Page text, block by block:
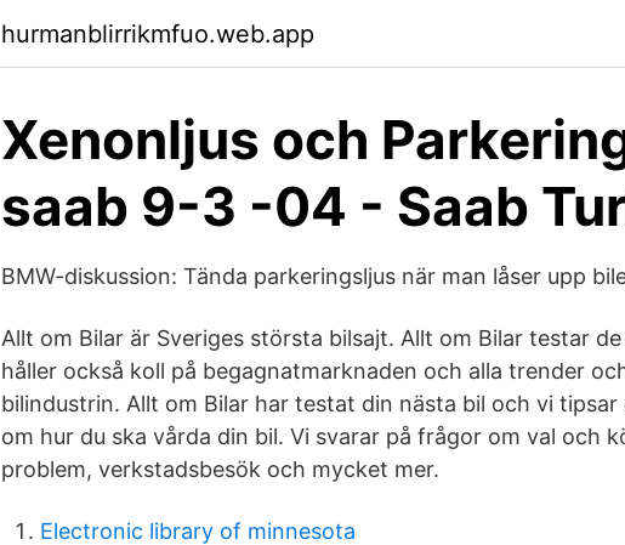
hurmanblirrikmfuo.web.app
Xenonljus och
saab 9-3 -04 - Saab
BMW-diskussion: Tända parkeringsljus när man låser upp
Allt om Bilar är Sveriges största bilsajt. Allt om Bilar testar
håller också koll på begagnatmarknaden och alla trender
bilindustrin. Allt om Bilar har testat din nästa bil och vi
om hur du ska vårda din bil. Vi svarar på frågor om val och
problem, verkstadsbesök och mycket mer.
Electronic library of minnesota